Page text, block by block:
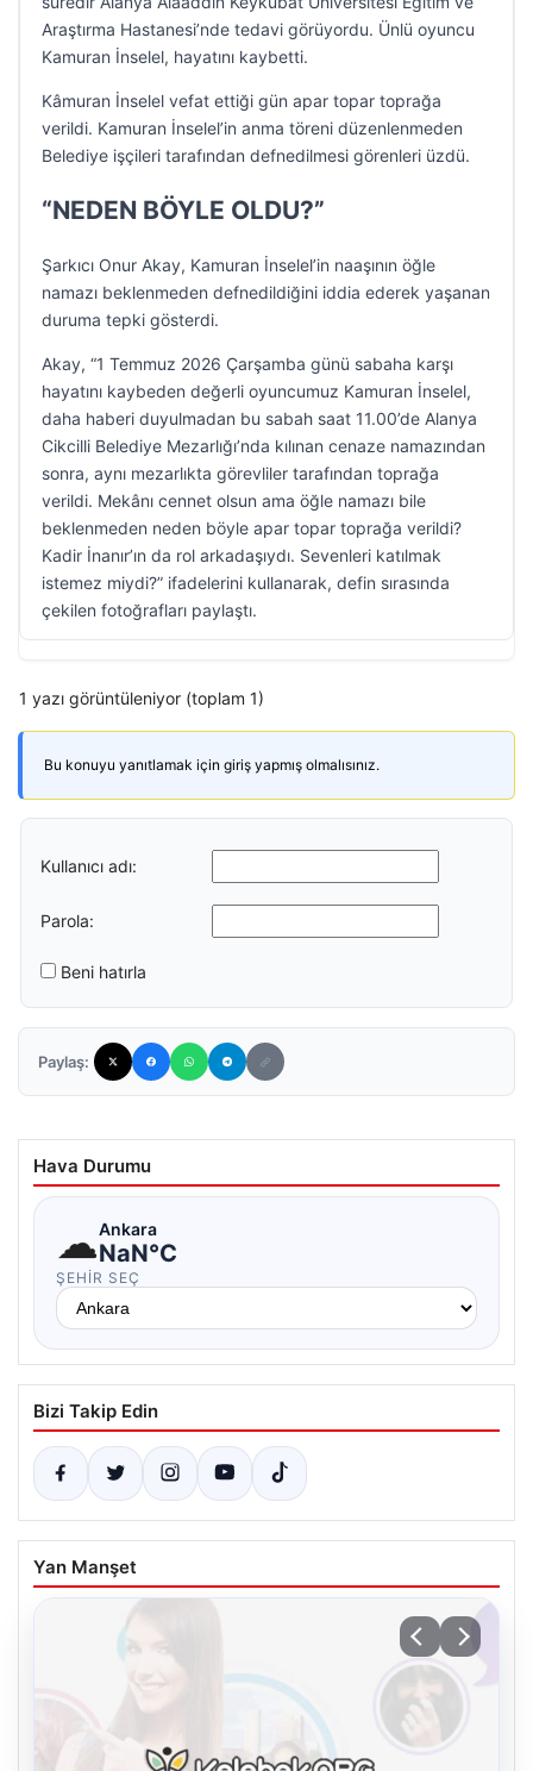
Araştırma Hastanesi’nde tedavi görüyordu. Ünlü oyuncu
Kamuran İnselel, hayatını kaybetti.
Kâmuran İnselel vefat ettiği gün apar topar toprağa
verildi. Kamuran İnselel’in anma töreni düzenlenmeden
Belediye işçileri tarafından defnedilmesi görenleri üzdü.
“NEDEN BÖYLE OLDU?”
Şarkıcı Onur Akay, Kamuran İnselel’in naaşının öğle
namazı beklenmeden defnedildiğini iddia ederek yaşanan
duruma tepki gösterdi.
Akay, “1 Temmuz 2026 Çarşamba günü sabaha karşı
hayatını kaybeden değerli oyuncumuz Kamuran İnselel,
daha haberi duyulmadan bu sabah saat 11.00’de Alanya
Cikcilli Belediye Mezarlığı’nda kılınan cenaze namazından
sonra, aynı mezarlıkta görevliler tarafından toprağa
verildi. Mekânı cennet olsun ama öğle namazı bile
beklenmeden neden böyle apar topar toprağa verildi?
Kadir İnanır’ın da rol arkadaşıydı. Sevenleri katılmak
istemez miydi?” ifadelerini kullanarak, defin sırasında
çekilen fotoğrafları paylaştı.
1 yazı görüntüleniyor (toplam 1)
Bu konuyu yanıtlamak için giriş yapmış olmalısınız.
Kullanıcı adı:
Parola:
Beni hatırla
Paylaş:
Hava Durumu
☁Ankara
NaN°C
ŞEHIR SEÇ
Bizi Takip Edin
Yan Manşet